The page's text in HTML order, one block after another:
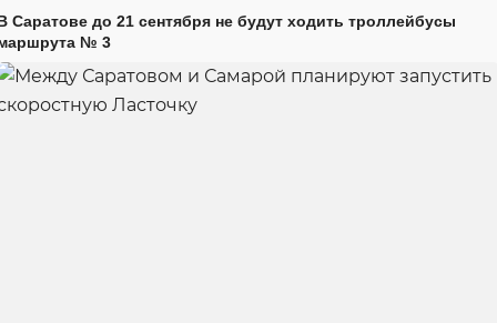
Саратове до 21 сентября не будут ходить троллейбусы
№ 3